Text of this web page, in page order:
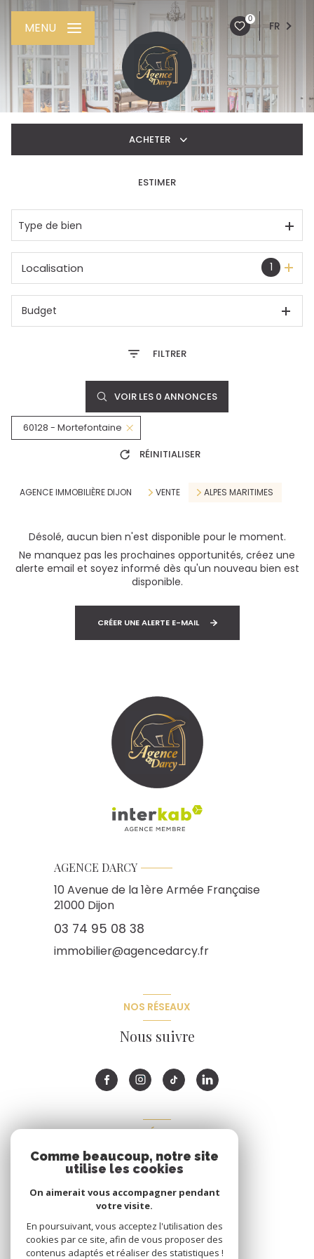
0
FR
MENU
ACHETER
De l'immo pro
ESTIMER
Type de bien
1
Localisation
Budget
FILTRER
VOIR LES 0 ANNONCES
60128 - Mortefontaine
RÉINITIALISER
AGENCE IMMOBILIÈRE DIJON VENTE ALPES MARITIMES
Désolé, aucun bien n'est disponible pour le moment.
Ne manquez pas les prochaines opportunités, créez une
alerte email et soyez informé dès qu'un nouveau bien est
disponible.
CRÉER UNE ALERTE E-MAIL
AGENCE DARCY
10 Avenue de la 1ère Armée Française
21000 Dijon
03 74 95 08 38
immobilier@agencedarcy.fr
NOS RÉSEAUX
Nous suivre
ADHÉRENTS
Nous adhérons
Comme beaucoup, notre site
utilise les cookies
On aimerait vous accompagner pendant
votre visite.
En poursuivant, vous acceptez l'utilisation des
cookies par ce site, afin de vous proposer des
contenus adaptés et réaliser des statistiques !